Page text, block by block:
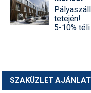
tetején!
5-10%
SZAKÜZLET